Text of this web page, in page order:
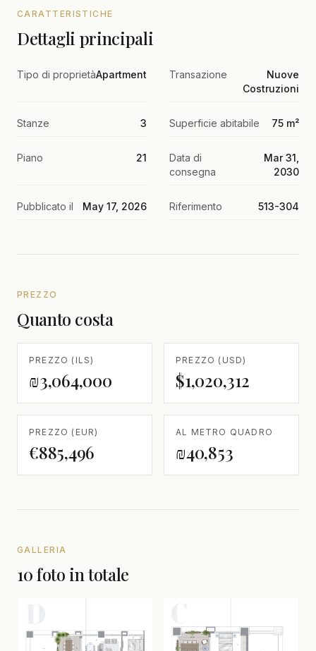
CARATTERISTICHE
Dettagli principali
Tipo di proprietàApartment Transazione
Nuove
Costruzioni
Stanze 3 Superficie abitabile 75 m²
Piano 21
Data di
consegna
Mar 31,
2030
Pubblicato il May 17, 2026 Riferimento 513-304
PREZZO
Quanto costa
PREZZO (ILS)
₪3,064,000
PREZZO (USD)
$1,020,312
PREZZO (EUR)
€885,496
AL METRO QUADRO
₪40,853
GALLERIA
10 foto in totale